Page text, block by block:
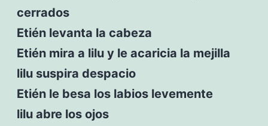
cerrados
Etién levanta la cabeza
Etién mira a lilu y le acaricia la mejilla
lilu suspira despacio
Etién le besa los labios levemente
lilu abre los ojos